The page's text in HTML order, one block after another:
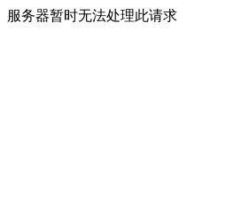
服务器暂时无法处理此请求